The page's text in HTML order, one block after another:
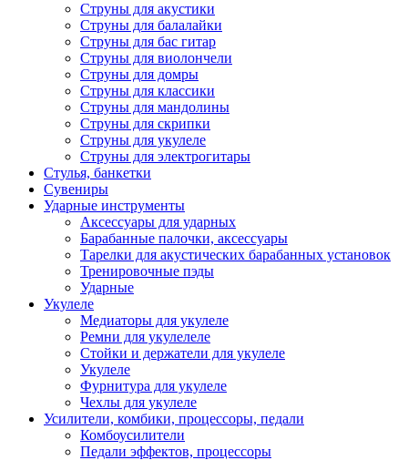
Струны для акустики
Струны для балалайки
Струны для бас гитар
Струны для виолончели
Струны для домры
Струны для классики
Струны для мандолины
Струны для скрипки
Струны для укулеле
Струны для электрогитары
Стулья, банкетки
Сувениры
Ударные инструменты
Аксессуары для ударных
Барабанные палочки, аксессуары
Тарелки для акустических барабанных установок
Тренировочные пэды
Ударные
Укулеле
Медиаторы для укулеле
Ремни для укулелеле
Стойки и держатели для укулеле
Укулеле
Фурнитура для укулеле
Чехлы для укулеле
Усилители, комбики, процессоры, педали
Комбоусилители
Педали эффектов, процессоры